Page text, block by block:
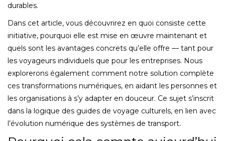
durables.
Dans cet article, vous découvrirez en quoi consiste cette
initiative, pourquoi elle est mise en œuvre maintenant et
quels sont les avantages concrets qu’elle offre — tant pour
les voyageurs individuels que pour les entreprises. Nous
explorerons également comment notre solution complète
ces transformations numériques, en aidant les personnes et
les organisations à s’y adapter en douceur. Ce sujet s’inscrit
dans la logique des guides de voyage culturels, en lien avec
l’évolution numérique des systèmes de transport.